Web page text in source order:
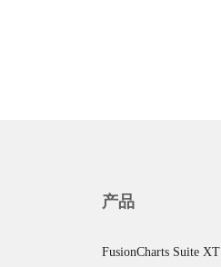
产品
FusionCharts Suite XT